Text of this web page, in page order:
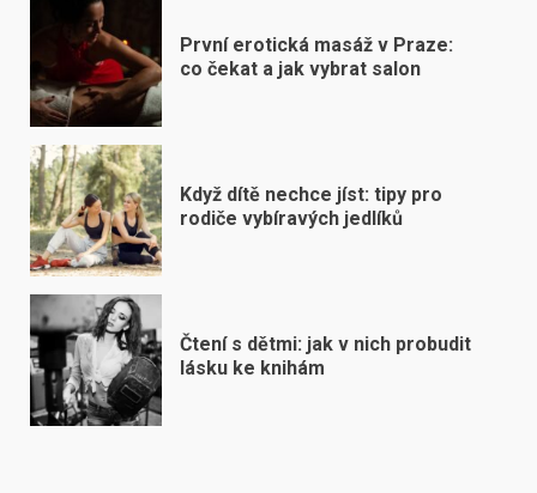
První erotická masáž v Praze:
co čekat a jak vybrat salon
Když dítě nechce jíst: tipy pro
rodiče vybíravých jedlíků
Čtení s dětmi: jak v nich probudit
lásku ke knihám